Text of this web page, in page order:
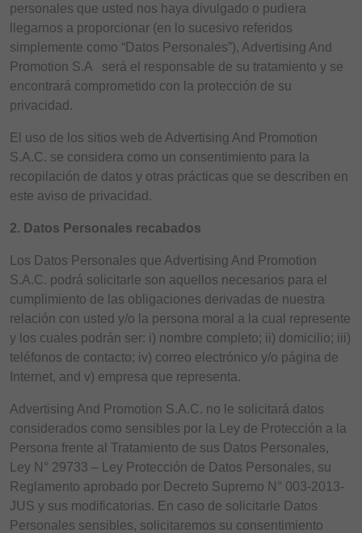
personales que usted nos haya divulgado o pudiera
llegarnos a proporcionar (en lo sucesivo referidos
simplemente como “Datos Personales”), Advertising And
Promotion S.A será el responsable de su tratamiento y se
encontrará comprometido con la protección de su
privacidad.
El uso de los sitios web de Advertising And Promotion
S.A.C. se considera como un consentimiento para la
recopilación de datos y otras prácticas que se describen en
este aviso de privacidad.
2. Datos Personales recabados
Los Datos Personales que Advertising And Promotion
S.A.C. podrá solicitarle son aquellos necesarios para el
cumplimiento de las obligaciones derivadas de nuestra
relación con usted y/o la persona moral a la cual represente
y los cuales podrán ser: i) nombre completo; ii) domicilio; iii)
teléfonos de contacto; iv) correo electrónico y/o página de
Internet, and v) empresa que representa.
Advertising And Promotion S.A.C. no le solicitará datos
considerados como sensibles por la Ley de Protección a la
Persona frente al Tratamiento de sus Datos Personales,
Ley N° 29733 – Ley Protección de Datos Personales, su
Reglamento aprobado por Decreto Supremo N° 003-2013-
JUS y sus modificatorias. En caso de solicitarle Datos
Personales sensibles, solicitaremos su consentimiento